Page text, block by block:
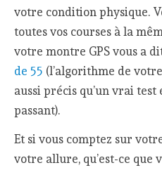
votre condition physique.
toutes vos courses à la
votre montre GPS vous a
de 55 (l’algorithme de
aussi précis qu’un vrai
passant).
Et si vous comptez sur
votre allure, qu’est-ce que